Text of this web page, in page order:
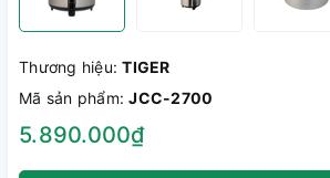
Thương hiệu:TIGER
Mã sản phẩm:JCC-2700
5.890.000₫